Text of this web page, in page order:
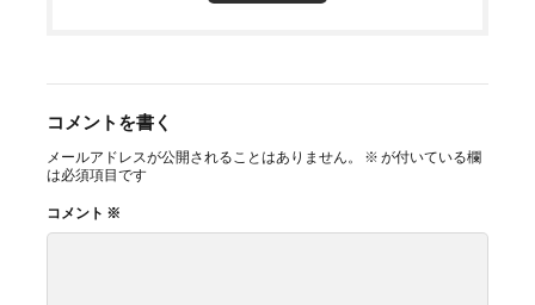
コメントを書く
メールアドレスが公開されることはありません。 ※ が付いている欄
は必須項目です
コメント ※